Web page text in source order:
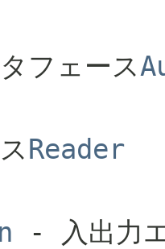
フェース
Reader
- 入出力